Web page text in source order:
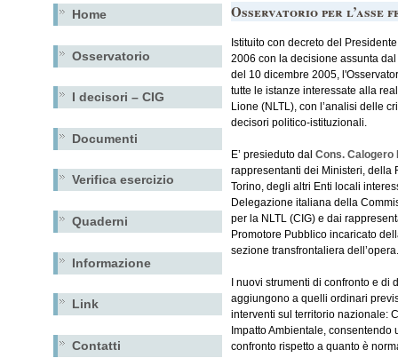
Home
Osservatorio
I decisori – CIG
Documenti
Verifica esercizio
Quaderni
Informazione
Link
Contatti
Osservatorio per
Istituito con decreto del
2006 con la decisione assunta
del 10 dicembre 2005,
tutte le istanze interessate alla
Lione (NLTL), con l’analisi delle
decisori politico-istituzionali.
E’ presieduto dal Cons. Calogero
rappresentanti dei Ministeri, della
Torino, degli altri Enti locali
Delegazione italiana della
per la NLTL (CIG) e dai
Promotore Pubblico incaricato
sezione transfrontaliera dell’opera.
I nuovi strumenti di confronto e di
aggiungono a quelli ordinari
interventi sul territorio nazionale:
Impatto Ambientale,
confronto rispetto a quanto è